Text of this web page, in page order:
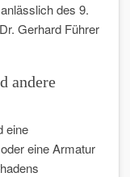
des 9.
Gerhard Führer
andere
eine
eine Armatur